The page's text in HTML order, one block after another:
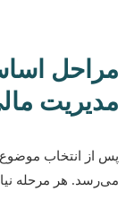
اساسی
مالی
انتخاب موضوع،
هر مرحله